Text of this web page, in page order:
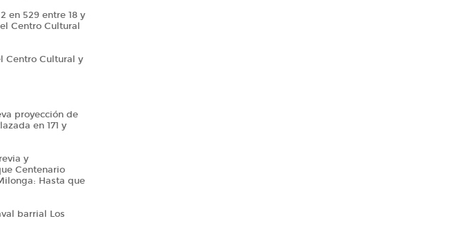
en 529 entre 18 y
Centro Cultural
Centro Cultural y
proyección de
en 171 y
y
Centenario
Hasta que
barrial Los